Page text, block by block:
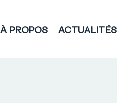
À PROPOS ACTUALITÉS